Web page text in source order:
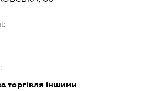
торгівля іншими